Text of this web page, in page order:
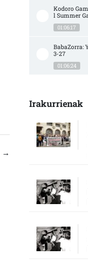
→
Kodoro
l Summer
01:06:17
BabaZorra:
3-27
01:06:24
Irakurrienak